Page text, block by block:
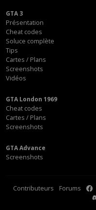
GTA 3
Présentation
Cheat codes
Soluce complète
Tips
Cartes / Plans
Screenshots
Vidéos
GTA London 1969
Cheat codes
Cartes / Plans
Screenshots
GTA Advance
Screenshots
Contributeurs Forums